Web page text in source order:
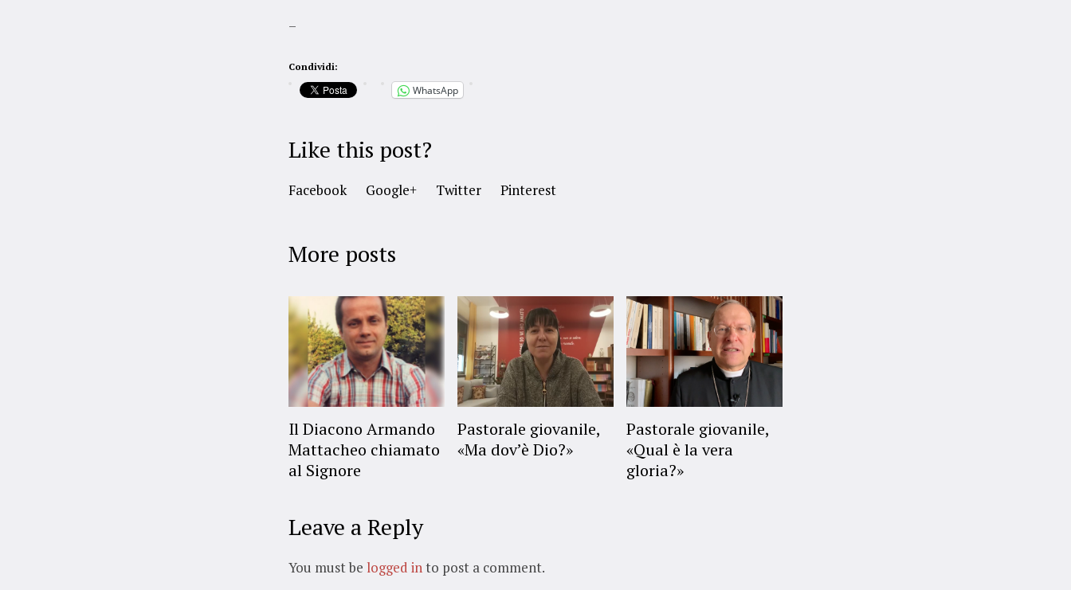
–
Condividi:
WhatsApp
Like this post?
Facebook Google+ Twitter Pinterest
More posts
Il Diacono Armando
Mattacheo chiamato
al Signore
Pastorale giovanile,
«Ma dov’è Dio?»
Pastorale giovanile,
«Qual è la vera
gloria?»
Leave a Reply
You must be logged into post a comment.